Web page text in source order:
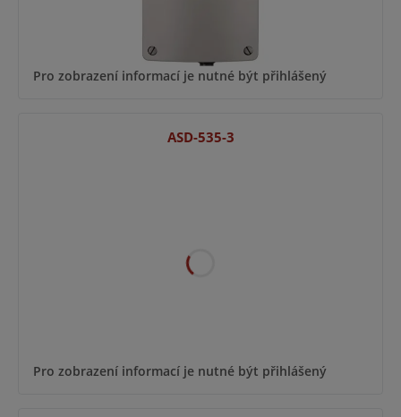
Pro zobrazení informací je nutné být přihlášený
ASD-535-3
Pro zobrazení informací je nutné být přihlášený